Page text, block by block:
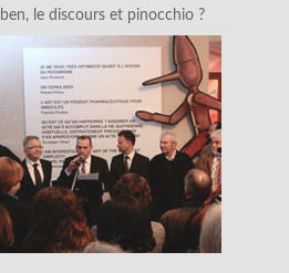
ben, le discours et pinocchio ?